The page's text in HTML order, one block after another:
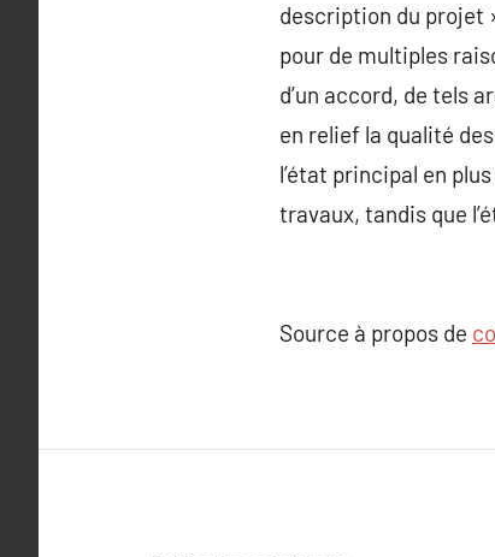
description du projet
pour de multiples
d’un accord, de tels
en relief la qualité
l’état principal en
travaux, tandis que
Source à propos de